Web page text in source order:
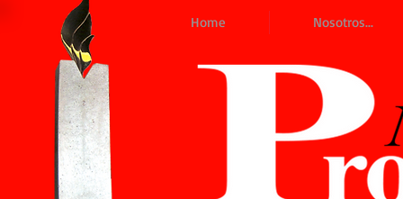
Home Nosotros...